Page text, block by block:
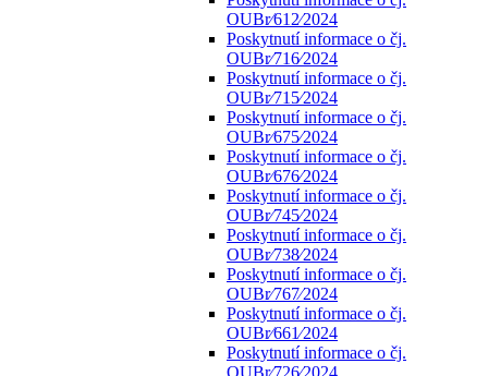
OUBr⁄612⁄2024
Poskytnutí informace o čj.
OUBr⁄716⁄2024
Poskytnutí informace o čj.
OUBr⁄715⁄2024
Poskytnutí informace o čj.
OUBr⁄675⁄2024
Poskytnutí informace o čj.
OUBr⁄676⁄2024
Poskytnutí informace o čj.
OUBr⁄745⁄2024
Poskytnutí informace o čj.
OUBr⁄738⁄2024
Poskytnutí informace o čj.
OUBr⁄767⁄2024
Poskytnutí informace o čj.
OUBr⁄661⁄2024
Poskytnutí informace o čj.
OUBr⁄726⁄2024